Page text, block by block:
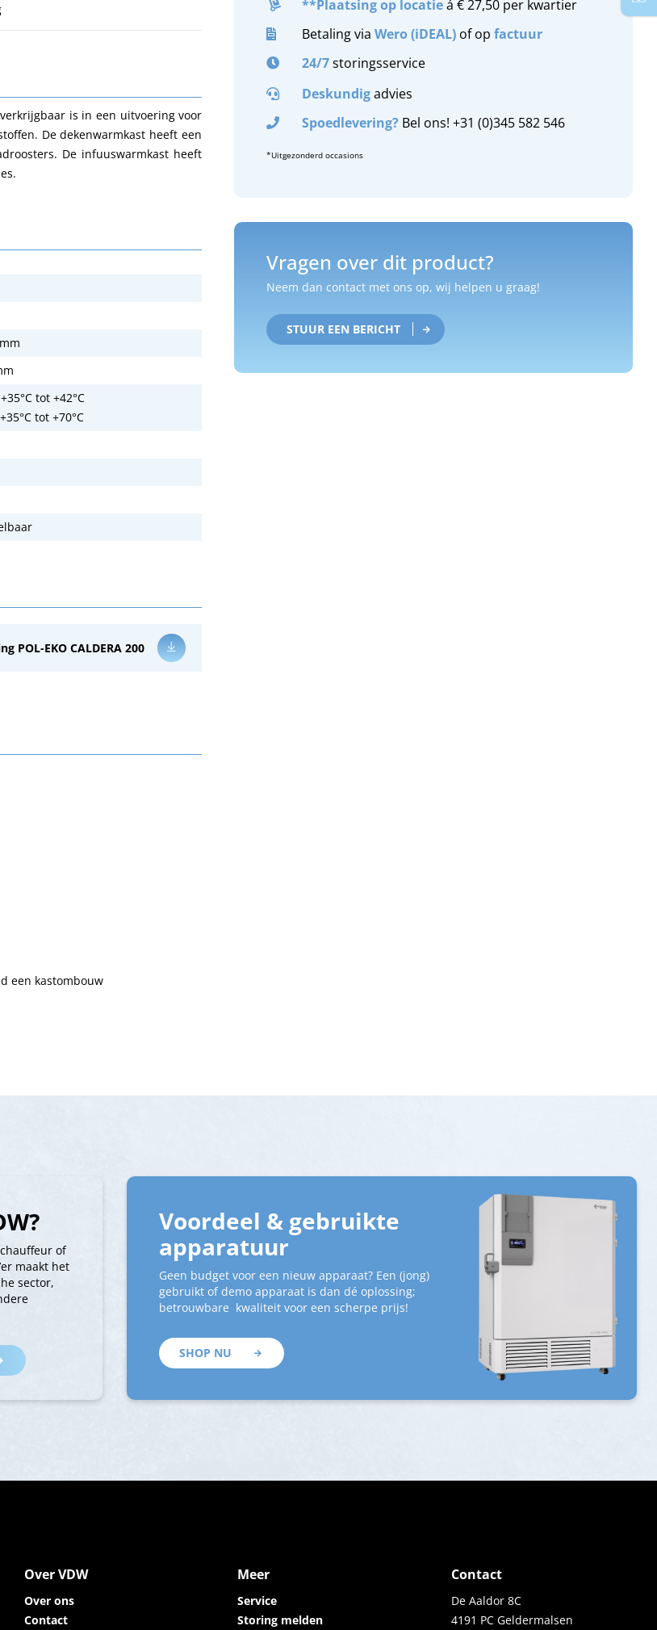
**Plaatsing op locatieá € 27,50 per kwartier
Betaling viaWero (iDEAL) of opfactuur
24/7storingsservice
Deskundigadvies
Spoedlevering? Bel ons! +31 (0)345 582 546
*Uitgezonderd occasions
Vragen over dit product?
Neem dan contact met ons op, wij helpen u graag!
STUUR EEN BERICHT
verkrijgbaar is in een uitvoering voor
De dekenwarmkast heeft een
De infuuswarmkast heeft
tot +42°C
tot +70°C
POL-EKO CALDERA 200
een kastombouw
of
maakt het
sector,
Voordeel & gebruikte
apparatuur
Geen budget voor een nieuw apparaat? Een (jong)
gebruikt of demo apparaat is dan dé oplossing;
betrouwbare kwaliteit voor een scherpe prijs!
SHOP NU
Over VDW
Over ons
Contact
Meer
Service
Storing melden
Contact
De Aaldor 8C
4191 PC Geldermalsen